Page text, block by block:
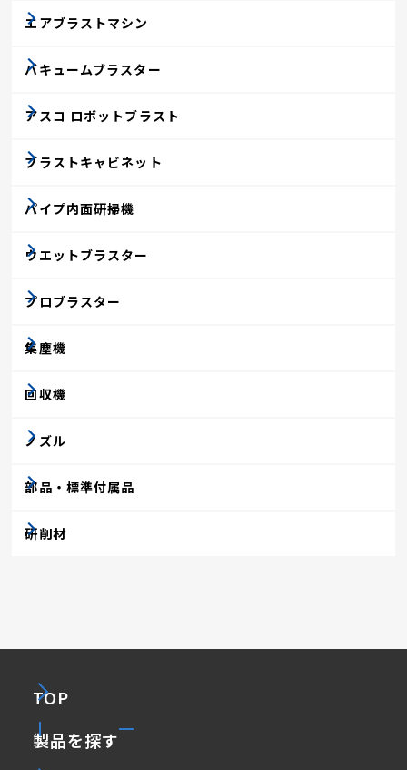
エアブラストマシン
バキュームブラスター
アスコ ロボットブラスト
ブラストキャビネット
パイプ内面研掃機
ウエットブラスター
プロブラスター
集塵機
回収機
ノズル
部品・標準付属品
研削材
TOP
製品を探す